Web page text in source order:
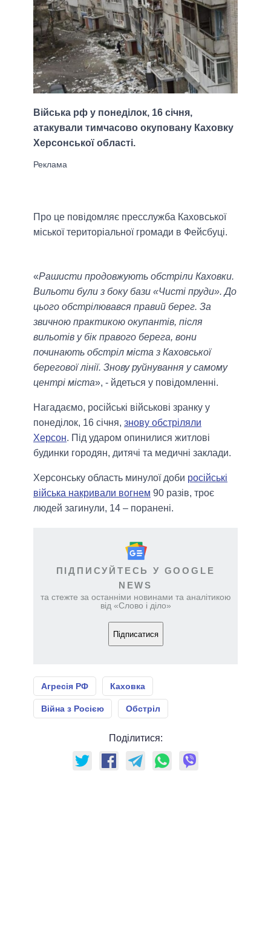
Війська рф у понеділок, 16 січня,
атакували тимчасово окуповану Каховку
Херсонської області.
Про це повідомляє пресслужба Каховської
міської територіальної громади в Фейсбуці.
«Рашисти продовжують обстріли Каховки.
Вильоти були з боку бази «Чисті пруди». До
цього обстрілювався правий берег. За
звичною практикою окупантів, після
вильотів у бік правого берега, вони
починають обстріл міста з Каховської
берегової лінії. Знову руйнування у самому
центрі міста», - йдеться у повідомленні.
Нагадаємо, російські військові зранку у
понеділок, 16 січня, знову обстріляли
Херсон. Під ударом опинилися житлові
будинки городян, дитячі та медичні заклади.
Херсонську область минулої доби російські
війська накривали вогнем 90 разів, троє
людей загинули, 14 – поранені.
ПІДПИСУЙТЕСЬ У GOOGLE
NEWS
та стежте за останніми новинами та аналітикою
від «Слово і діло»
Підписатися
Агресія РФ Каховка
Війна з Росією Обстріл
Поділитися: